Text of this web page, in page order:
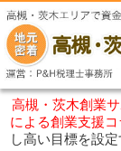
高槻・茨木創業
による創業支援コ
し高い目標を設定